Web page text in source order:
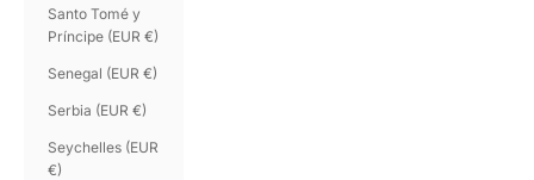
Santo Tomé y
Príncipe (EUR €)
Senegal (EUR €)
Serbia (EUR €)
Seychelles (EUR
€)